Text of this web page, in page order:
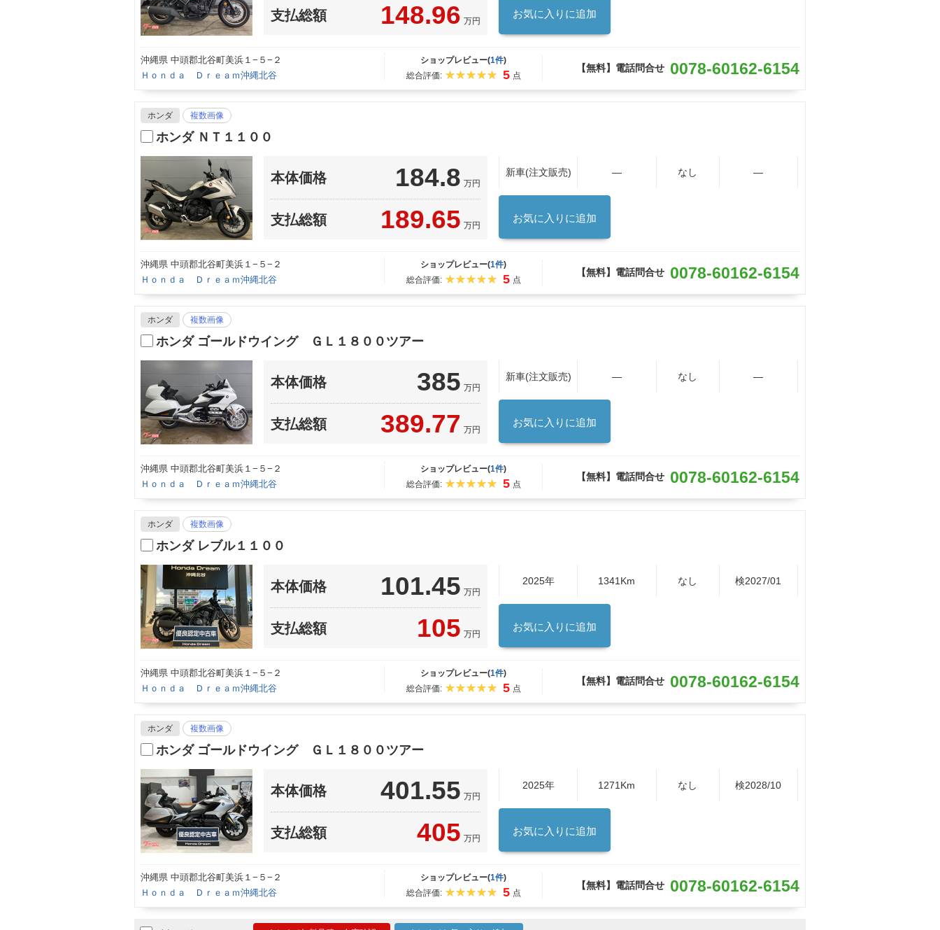
支払総額 148.96 万円
お気に入りに追加
沖縄県 中頭郡北谷町美浜１−５−２
Ｈｏｎｄａ Ｄｒｅａｍ沖縄北谷
ショップレビュー(1件)
総合評価:
5 点
【無料】電話問合せ 0078-60162-6154
ホンダ 複数画像
ホンダ ＮＴ１１００
本体価格 184.8 万円
支払総額 189.65 万円
新車(注文販売) ― なし ―
お気に入りに追加
沖縄県 中頭郡北谷町美浜１−５−２
Ｈｏｎｄａ Ｄｒｅａｍ沖縄北谷
ショップレビュー(1件)
総合評価:
5 点
【無料】電話問合せ 0078-60162-6154
ホンダ 複数画像
ホンダ ゴールドウイング ＧＬ１８００ツアー
本体価格 385 万円
支払総額 389.77 万円
新車(注文販売) ― なし ―
お気に入りに追加
沖縄県 中頭郡北谷町美浜１−５−２
Ｈｏｎｄａ Ｄｒｅａｍ沖縄北谷
ショップレビュー(1件)
総合評価:
5 点
【無料】電話問合せ 0078-60162-6154
ホンダ 複数画像
ホンダ レブル１１００
本体価格 101.45 万円
支払総額 105 万円
2025年 1341Km なし 検2027/01
お気に入りに追加
沖縄県 中頭郡北谷町美浜１−５−２
Ｈｏｎｄａ Ｄｒｅａｍ沖縄北谷
ショップレビュー(1件)
総合評価:
5 点
【無料】電話問合せ 0078-60162-6154
ホンダ 複数画像
ホンダ ゴールドウイング ＧＬ１８００ツアー
本体価格 401.55 万円
支払総額 405 万円
2025年 1271Km なし 検2028/10
お気に入りに追加
沖縄県 中頭郡北谷町美浜１−５−２
Ｈｏｎｄａ Ｄｒｅａｍ沖縄北谷
ショップレビュー(1件)
総合評価:
5 点
【無料】電話問合せ 0078-60162-6154